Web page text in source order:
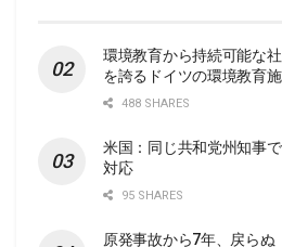
環境教育から持続可能な
を誇るドイツの環境教育
488 SHARES
米国：同じ共和党州知事
対応
95 SHARES
原発事故から7年、戻らぬ